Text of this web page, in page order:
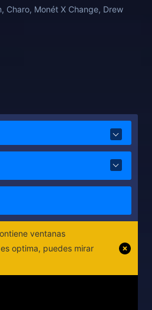
Charo, Monét X Change, Drew
ventanas
optima, puedes mirar